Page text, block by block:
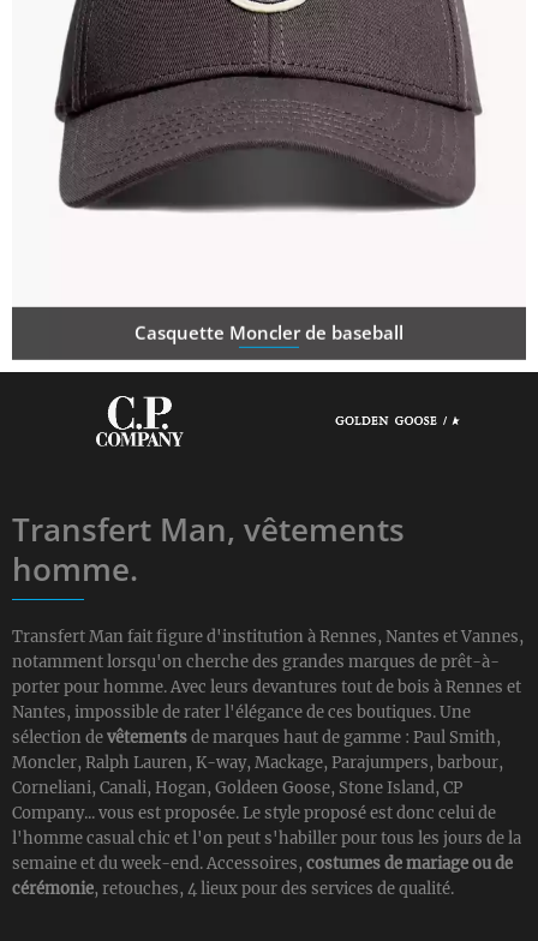
Casquette Moncler de baseball
Transfert Man, vêtements
homme.
Transfert Man fait figure d'institution à Rennes, Nantes et Vannes,
notamment lorsqu'on cherche des grandes marques de prêt-à-
porter pour homme. Avec leurs devantures tout de bois à Rennes et
Nantes, impossible de rater l'élégance de ces boutiques. Une
sélection devêtementsde marques haut de gamme : Paul Smith,
Moncler, Ralph Lauren, K-way, Mackage, Parajumpers, barbour,
Corneliani, Canali, Hogan, Goldeen Goose, Stone Island, CP
Company... vous est proposée. Le style proposé est donc celui de
l'homme casual chic et l'on peut s'habiller pour tous les jours de la
semaine et du week-end. Accessoires, costumes de mariage ou de
cérémonie, retouches, 4 lieux pour des services de qualité.